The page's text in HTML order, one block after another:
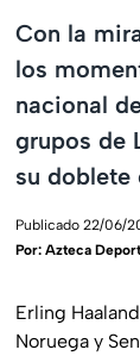
Con la
los
nacional
grupos de
su doblete
Publicado 22/06/
Por: Azteca
Erling
Noruega y